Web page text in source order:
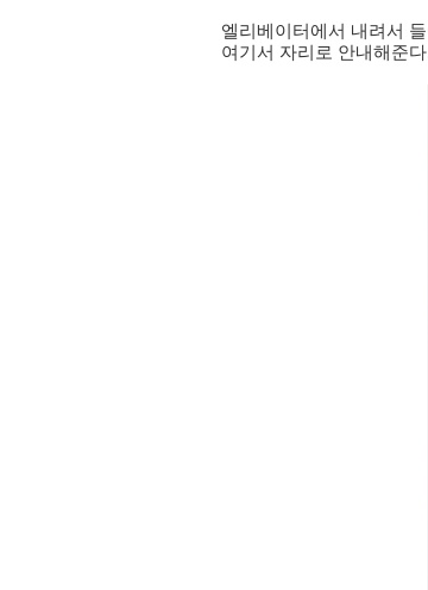
엘리베이터에서 내려서
여기서 자리로 안내해준